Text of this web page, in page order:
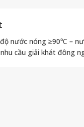
nước nóng ≥90℃ –
cầu giải khát đông